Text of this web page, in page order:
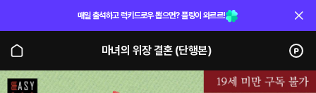
매일 출석하고 럭키드로우 뽑으면? 플링이 와르르!
마녀의 위장 결혼 (단행본)